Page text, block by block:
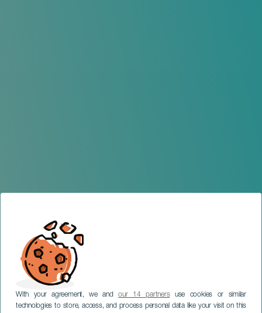
With your agreement, we andour 14 partnersuse cookies or similar
technologies to store, access, and process personal data like your visit on this